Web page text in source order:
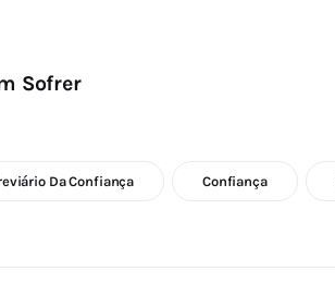
Sofrer
Da Confiança Confiança